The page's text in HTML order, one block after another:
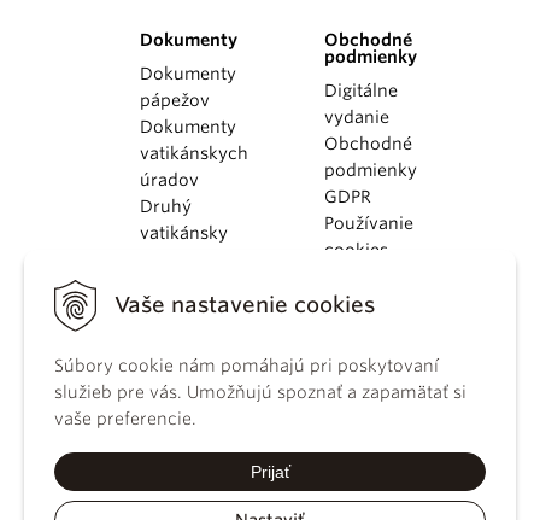
Vaše nastavenie cookies
Súbory cookie nám pomáhajú pri poskytovaní
služieb pre vás. Umožňujú spoznať a zapamätať si
vaše preferencie.
Prijať
Dokumenty
Dokumenty
pápežov
Dokumenty
vatikánskych
úradov
Druhý
vatikánsky
KBS
kánonického
práva
Katechizmus
Obchodné
podmienky
Digitálne
vydanie
Obchodné
podmienky
GDPR
Používanie
cookies